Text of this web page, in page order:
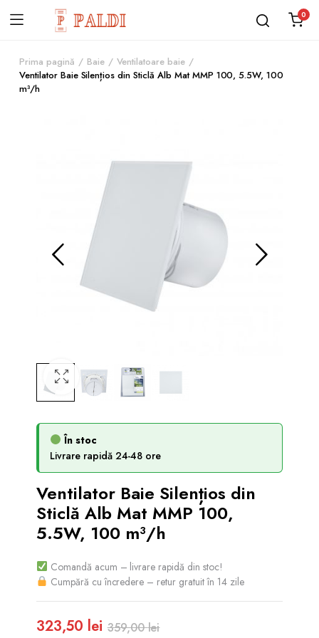
0
Prima pagină Baie
Ventilatoare baie
Ventilator Baie Silențios din Sticlă Alb Mat MMP 100, 5.5W, 100
m³/h
În stoc
Livrare rapidă 24-48 ore
Ventilator Baie Silențios din
Sticlă Alb Mat MMP 100,
5.5W, 100 m³/h
Comandă acum – livrare rapidă din stoc!
Cumpără cu încredere – retur gratuit în 14 zile
359,00lei
323,50 lei